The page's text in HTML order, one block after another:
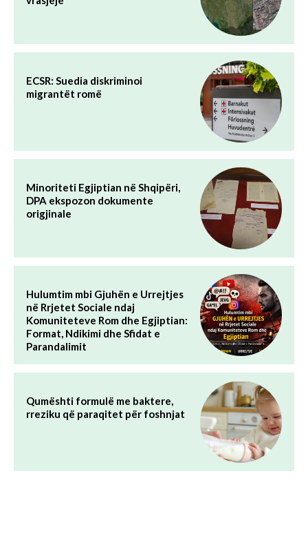
ECSR: Suedia diskriminoi
migrantët romë
Minoriteti Egjiptian në Shqipëri,
DPA ekspozon dokumente
origjinale
Hulumtim mbi Gjuhën e Urrejtjes
në Rrjetet Sociale ndaj
Komuniteteve Rom dhe Egjiptian:
Format, Ndikimi dhe Sfidat e
Parandalimit
Qumështi formulë me baktere,
rreziku që paraqitet për foshnjat